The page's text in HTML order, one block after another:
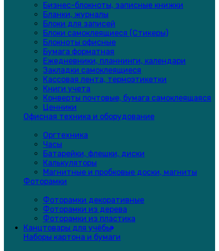
Бизнес-блокноты, записные книжки
Бланки, журналы
Блоки для записей
Блоки самоклеящиеся (Стикеры)
Блокноты офисные
Бумага форматная
Ежедневники, планнинги, календари
Закладки самоклеящиеся
Кассовая лента, термоэтикетки
Книги учета
Конверты почтовые, бумага самоклеящаяся
Ценники
Офисная техника и оборудование
Оргтехника
Часы
Батарейки, флешки, диски
Калькуляторы
Магнитные и пробковые доски, магниты
Фоторамки
Фоторамки декоративные
Фоторамки из дерева
Фоторамки из пластика
Канцтовары для учёбы
Наборы картона и бумаги